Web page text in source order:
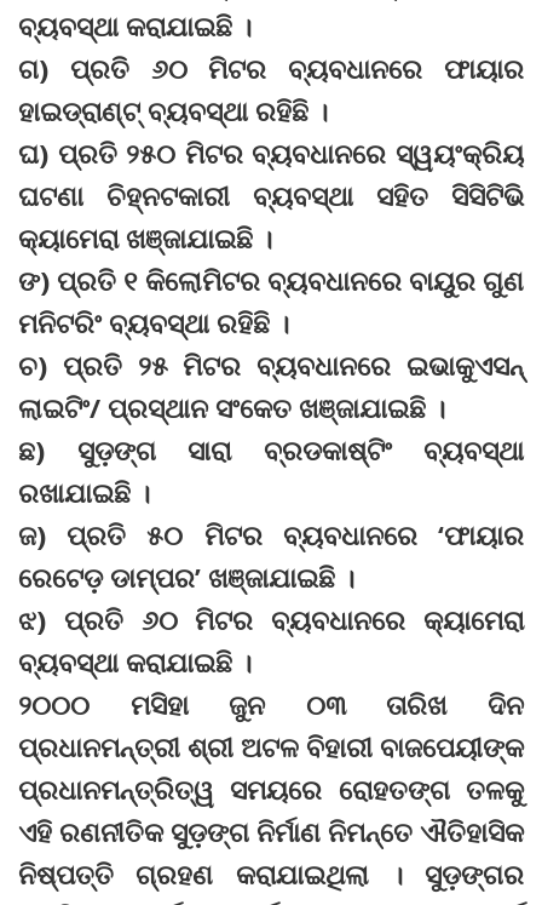
ବ୍ୟବସ୍ଥା କରାଯାଇଛି ।
ଗ) ପ୍ରତି ୬୦ ମିଟର ବ୍ୟବଧାନରେ ଫାୟାର
ହାଇଡ୍ରାଣ୍ଟ୍ ବ୍ୟବସ୍ଥା ରହିଛି ।
ଘ) ପ୍ରତି ୨୫୦ ମିଟର ବ୍ୟବଧାନରେ ସ୍ୱୟଂକ୍ରିୟ
ଘଟଣା ଚିହ୍ନଟକାରୀ ବ୍ୟବସ୍ଥା ସହିତ ସିସିଟିଭି
କ୍ୟାମେରା ଖଞ୍ଜାଯାଇଛି ।
ଙ) ପ୍ରତି ୧ କିଲୋମିଟର ବ୍ୟବଧାନରେ ବାୟୁର ଗୁଣ
ମନିଟରିଂ ବ୍ୟବସ୍ଥା ରହିଛି ।
ଚ) ପ୍ରତି ୨୫ ମିଟର ବ୍ୟବଧାନରେ ଇଭାକୁଏସନ୍
ଲାଇଟିଂ/ ପ୍ରସ୍ଥାନ ସଂକେତ ଖଞ୍ଜାଯାଇଛି ।
ଛ) ସୁଡ଼ଙ୍ଗ ସାରା ବ୍ରଡକାଷ୍ଟିଂ ବ୍ୟବସ୍ଥା
ରଖାଯାଇଛି ।
ଜ) ପ୍ରତି ୫୦ ମିଟର ବ୍ୟବଧାନରେ ‘ଫାୟାର
ରେଟେଡ଼ ଡାମ୍ପର’ ଖଞ୍ଜାଯାଇଛି ।
ଝ) ପ୍ରତି ୬୦ ମିଟର ବ୍ୟବଧାନରେ କ୍ୟାମେରା
ବ୍ୟବସ୍ଥା କରାଯାଇଛି ।
୨୦୦୦ ମସିହା ଜୁନ ୦୩ ତାରିଖ ଦିନ
ପ୍ରଧାନମନ୍ତ୍ରୀ ଶ୍ରୀ ଅଟଳ ବିହାରୀ ବାଜପେୟୀଙ୍କ
ପ୍ରଧାନମନ୍ତ୍ରିତ୍ୱ ସମୟରେ ରୋହତଙ୍ଗ ତଳକୁ
ଏହି ରଣନୀତିକ ସୁଡ଼ଙ୍ଗ ନିର୍ମାଣ ନିମନ୍ତେ ଐତିହାସିକ
ନିଷ୍ପତ୍ତି ଗ୍ରହଣ କରାଯାଇଥିଲା । ସୁଡ଼ଙ୍ଗର